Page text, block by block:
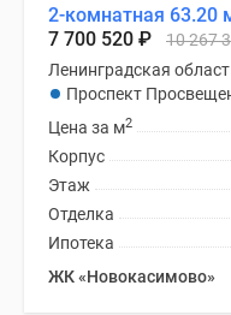
2-комнатная 63.20
7 700 520 ₽ 10 267
Ленинградская
Проспект
Цена за м2
Корпус
Этаж
Отделка
Ипотека
ЖК «Новокасимово»